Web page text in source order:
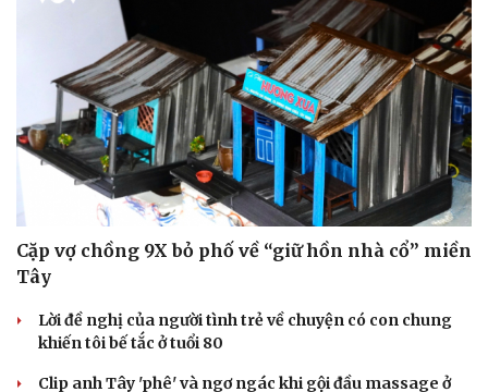
Văn hóa
Sân khấu - Điện ảnh
Văn học
Âm nhạc
Giải trí
Nghệ sĩ
Thời trang
Sao Việt
Cặp vợ chồng 9X bỏ phố về “giữ hồn nhà cổ” miền
Tây
Lời đề nghị của người tình trẻ về chuyện có con chung
khiến tôi bế tắc ở tuổi 80
Clip anh Tây 'phê' và ngơ ngác khi gội đầu massage ở